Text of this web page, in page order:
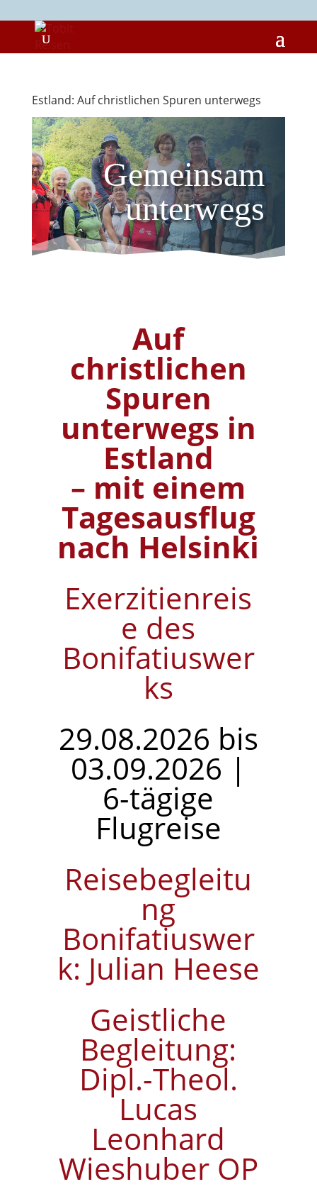
Estland: Auf christlichen Spuren unterwegs
Gemeinsam
unterwegs
Auf
christlichen
Spuren
unterwegs in
Estland
– mit einem
Tagesausflug
nach Helsinki
Exerzitienreis
e des
Bonifatiuswer
ks
29.08.2026 bis
03.09.2026 |
6-tägige
Flugreise
Reisebegleitu
ng
Bonifatiuswer
k: Julian Heese
Geistliche
Begleitung:
Dipl.-Theol.
Lucas
Leonhard
Wieshuber OP